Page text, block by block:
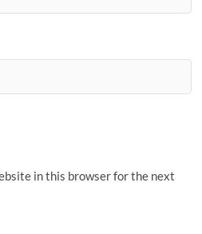
in this browser for the next